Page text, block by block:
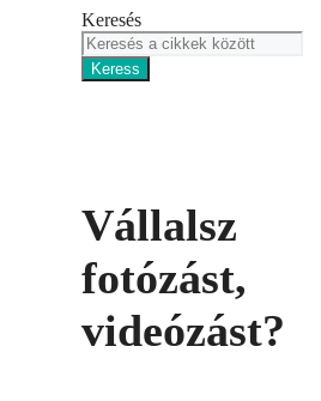
Keresés
Keress
Vállalsz
fotózást,
videózást?